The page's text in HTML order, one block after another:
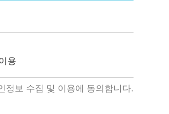
용
정보 수집 및 이용에 동의합니다.